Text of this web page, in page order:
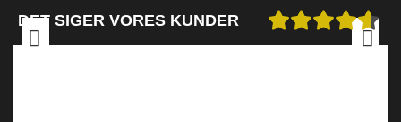
DET SIGER VORES KUNDER